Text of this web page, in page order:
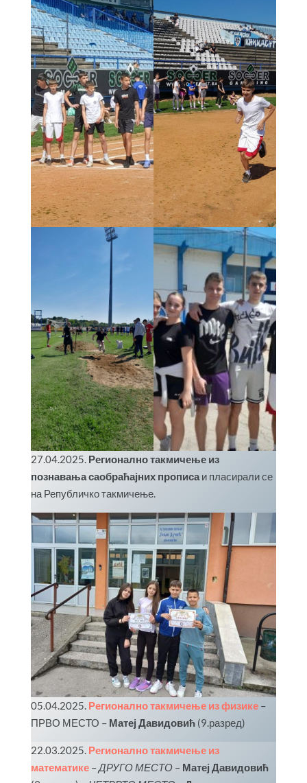
27.04.2025. Регионално такмичење из
познавања саобраћајних прописаи пласирали се
на Републичко такмичење.
05.04.2025. Регионално такмичење из физике–
ПРВО МЕСТО – Матеј Давидовић(9.разред)
22.03.2025. Регионално такмичење из
математике –ДРУГО МЕСТО– Матеј Давидовић